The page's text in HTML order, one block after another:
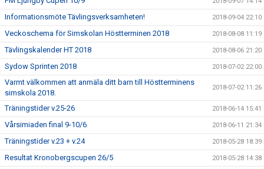
Informationsmöte Tävlingsverksamheten! 2018-09-04 22:10
Veckoschema för Simskolan Höstterminen 2018 2018-08-08 11:19
Tävlingskalender HT 2018 2018-08-06 21:20
Sydow Sprinten 2018 2018-07-02 22:00
Varmt välkommen att anmäla ditt barn till Höstterminens
simskola 2018.
2018-07-02 11:26
Träningstider v.25-26 2018-06-14 15:41
Vårsimiaden final 9-10/6 2018-06-11 21:34
Träningstider v.23 + v.24 2018-05-28 18:39
Resultat Kronobergscupen 26/5 2018-05-28 14:38